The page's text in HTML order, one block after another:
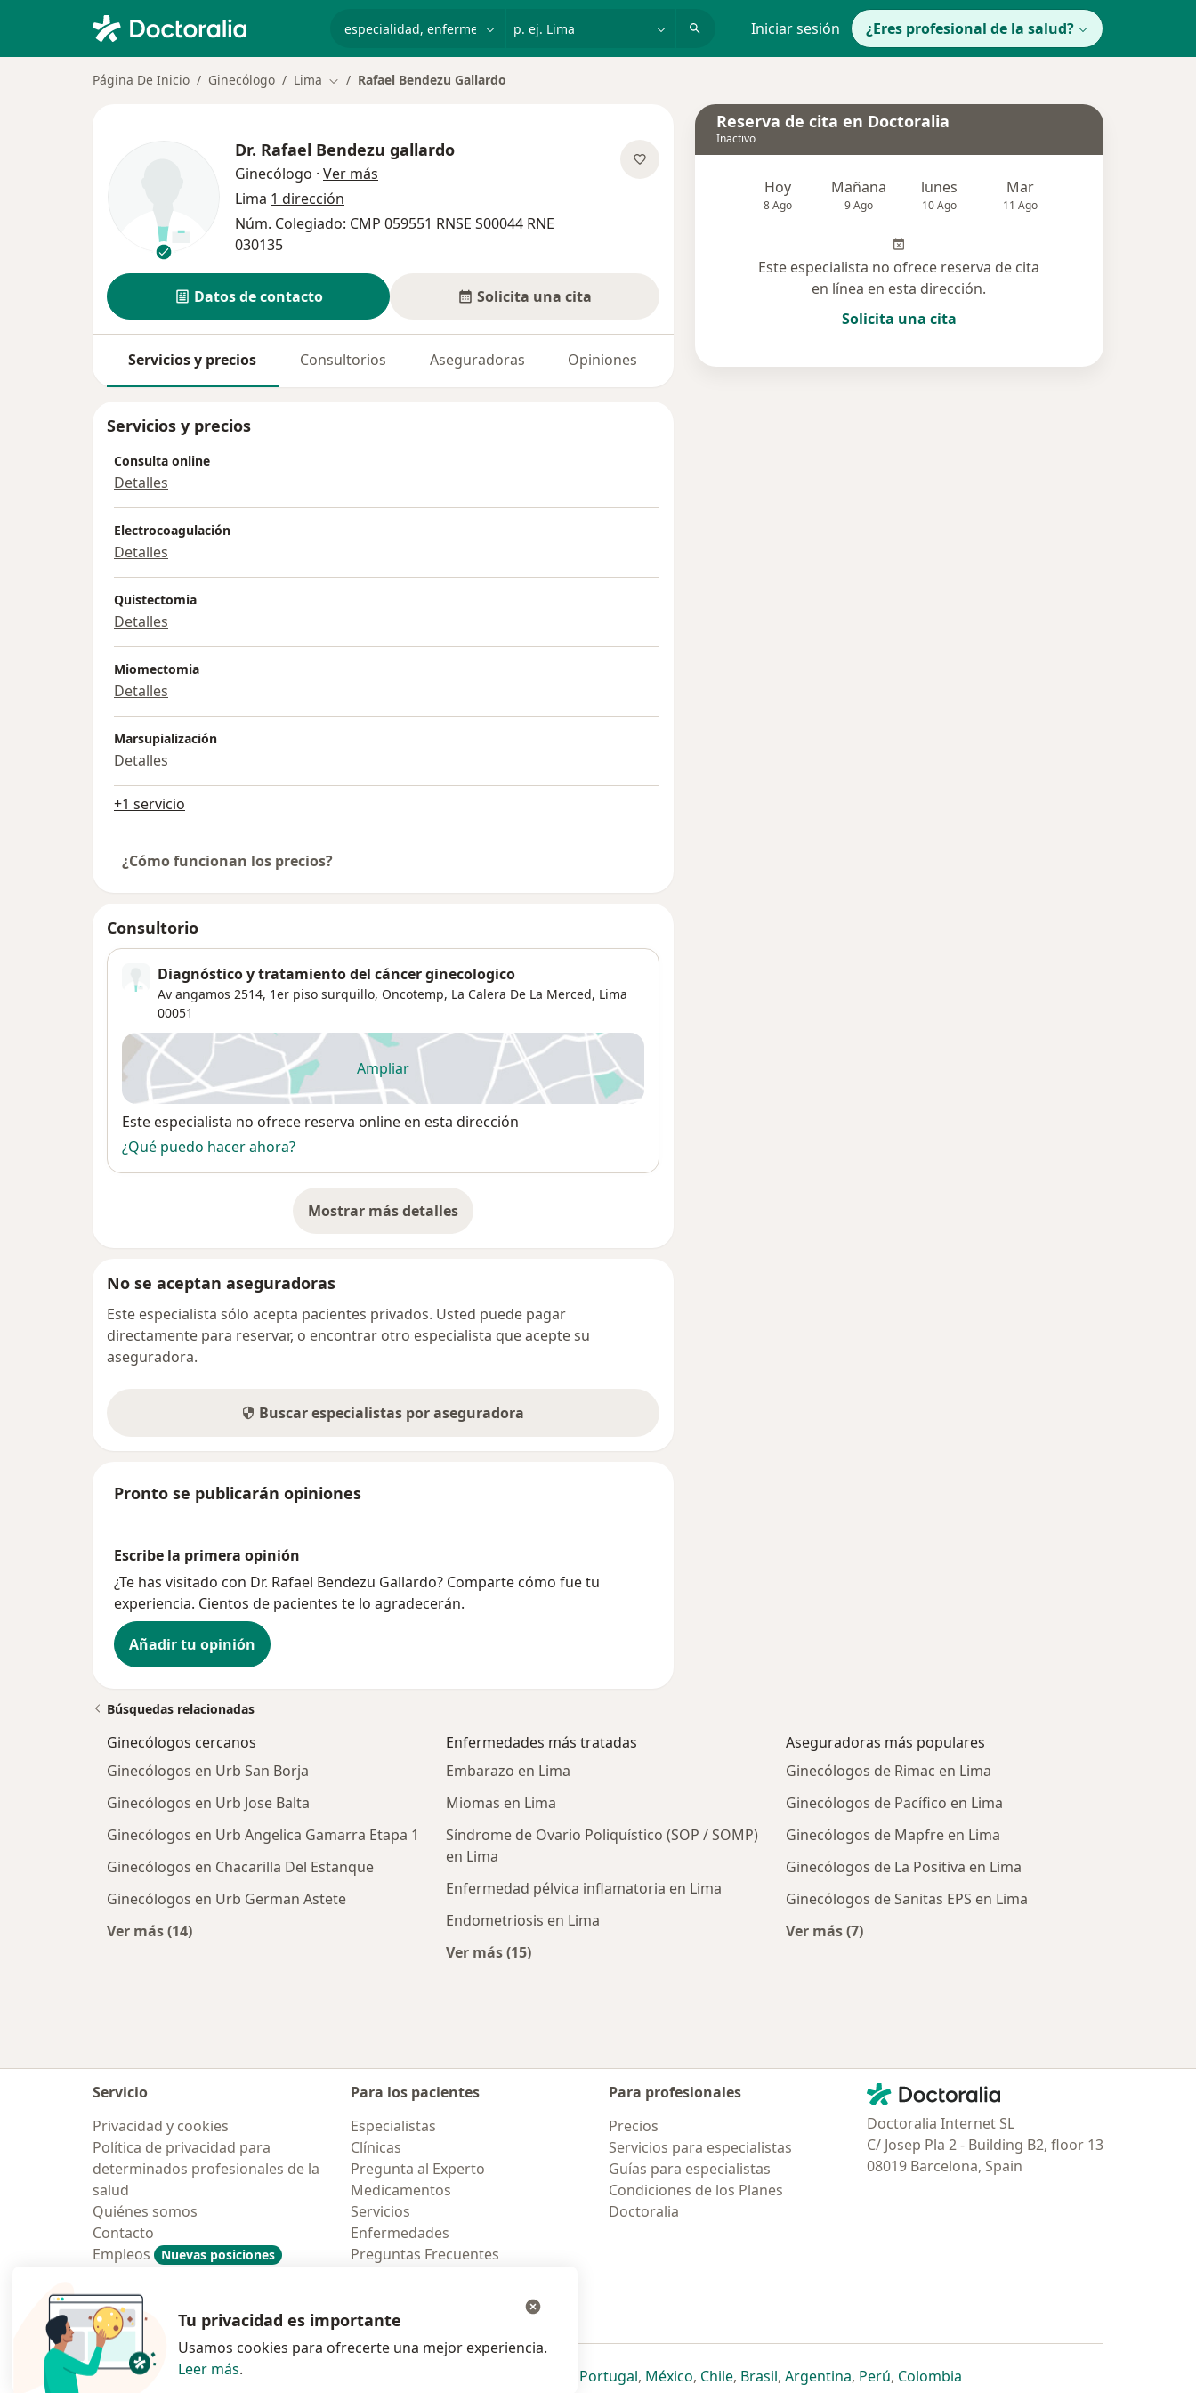
Iniciar sesión ¿Eres profesional de la salud?
Página De Inicio Ginecólogo Lima Cambiar de ciudad
Rafael Bendezu Gallardo
Dr. Rafael Bendezu gallardo
Ginecólogo · Ver más
Lima 1 dirección
Núm. Colegiado: CMP 059551 RNSE S00044 RNE
030135
Datos de contacto Solicita una cita
Servicios y precios Consultorios Aseguradoras Opiniones
Servicios y precios
Consulta online
Detalles
Electrocoagulación
Detalles
Quistectomia
Detalles
Miomectomia
Detalles
Marsupialización
Detalles
+1 servicio
¿Cómo funcionan los precios?
Consultorio
Diagnóstico y tratamiento del cáncer ginecologico
Av angamos 2514, 1er piso surquillo, Oncotemp, La Calera De La Merced, Lima
00051
Ampliarse abre en una nueva pestaña
Disponibilidad
Este especialista no ofrece reserva online en esta dirección
¿Qué puedo hacer ahora?
Mostrar más detalles
sobre la dirección
No se aceptan aseguradoras
Este especialista sólo acepta pacientes privados. Usted puede pagar
directamente para reservar, o encontrar otro especialista que acepte su
aseguradora.
Buscar especialistas por aseguradora
Pronto se publicarán opiniones
Escribe la primera opinión
¿Te has visitado con Dr. Rafael Bendezu Gallardo? Comparte cómo fue tu
experiencia. Cientos de pacientes te lo agradecerán.
Añadir tu opinión
Reserva de cita en Doctoralia
Inactivo
Hoy
8 Ago
Mañana
9 Ago
lunes
10 Ago
Mar
11 Ago
Este especialista no ofrece reserva de cita
en línea en esta dirección.
Solicita una cita
Búsquedas relacionadas
Ginecólogos cercanos
Ginecólogos en Urb San Borja
Ginecólogos en Urb Jose Balta
Ginecólogos en Urb Angelica Gamarra Etapa 1
Ginecólogos en Chacarilla Del Estanque
Ginecólogos en Urb German Astete
Ver más (14)
Más en esta categoría: Ginecólogos cercanos
Enfermedades más tratadas
Embarazo en Lima
Miomas en Lima
Síndrome de Ovario Poliquístico (SOP / SOMP)
en Lima
Enfermedad pélvica inflamatoria en Lima
Endometriosis en Lima
Ver más (15)
Aseguradoras más populares
Ginecólogos de Rimac en Lima
Ginecólogos de Pacífico en Lima
Ginecólogos de Mapfre en Lima
Ginecólogos de La Positiva en Lima
Ginecólogos de Sanitas EPS en Lima
Ver más (7)
Servicio
Privacidad y cookies
Política de privacidad para
determinados profesionales de la
salud
Quiénes somos
Contacto
Empleos
Nuevas posiciones
Contratación
Para los pacientes
Especialistas
Clínicas
Pregunta al Experto
Medicamentos
Servicios
Enfermedades
Preguntas Frecuentes
Para profesionales
Precios
Servicios para especialistas
Guías para especialistas
Condiciones de los Planes
Doctoralia
Contacto
Doctoralia - Página de inicio
Doctoralia Internet SL
C/ Josep Pla 2 - Building B2, floor 13
08019 Barcelona, Spain
Polska se abre en una nueva pestaña
se abre en una nueva pestaña
se abre en una nueva pestaña
se abre en una nueva pestaña
Portugalse abre en una nueva pestaña
, Méxicose abre en una nueva pestaña
, Chilese abre en una nueva pestaña
, Brasilse abre en una nueva pestaña
, Argentinase abre en una nueva pestaña
, Perúse abre en una nueva pestaña
, Colombiase abre en una nueva pestaña
Tu privacidad es importante
Usamos cookies para ofrecerte una mejor experiencia.
Leer más.